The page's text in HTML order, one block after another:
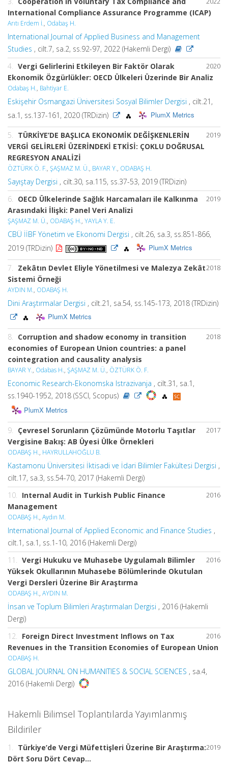
International Compliance Assurance Programme (ICAP)
Arıtı Erdem İ., Odabaş H.
International Journal of Applied Business and Management
Studies , cilt.7, sa.2, ss.92-97, 2022 (Hakemli Dergi)
2020
4. Vergi Gelirlerini Etkileyen Bir Faktör Olarak
Ekonomik Özgürlükler: OECD Ülkeleri Üzerinde Bir Analiz
Odabaş H., Bahtiyar E.
Eskişehir Osmangazi Üniversitesi Sosyal Bilimler Dergisi , cilt.21,
sa.1, ss.137-161, 2020 (TRDizin)
PlumX Metrics
2019
5. TÜRKİYE’DE BAŞLICA EKONOMİK DEĞİŞKENLERİN
VERGİ GELİRLERİ ÜZERİNDEKİ ETKİSİ: ÇOKLU DOĞRUSAL
REGRESYON ANALİZİ
ÖZTÜRK Ö. F., ŞAŞMAZ M. Ü., BAYAR Y., ODABAŞ H.
Sayıştay Dergisi , cilt.30, sa.115, ss.37-53, 2019 (TRDizin)
2019
6. OECD Ülkelerinde Sağlık Harcamaları ile Kalkınma
Arasındaki İlişki: Panel Veri Analizi
ŞAŞMAZ M. Ü., ODABAŞ H., YAYLA Y. E.
CBÜ İİBF Yönetim ve Ekonomi Dergisi , cilt.26, sa.3, ss.851-866,
2019 (TRDizin)
PlumX Metrics
2018
7. Zekâtın Devlet Eliyle Yönetilmesi ve Malezya Zekât
Sistemi Örneği
AYDIN M., ODABAŞ H.
Dini Araştırmalar Dergisi , cilt.21, sa.54, ss.145-173, 2018 (TRDizin)
PlumX Metrics
2018
8. Corruption and shadow economy in transition
economies of European Union countries: a panel
cointegration and causality analysis
BAYAR Y., Odabas H., ŞAŞMAZ M. Ü., ÖZTÜRK Ö. F.
Economic Research-Ekonomska Istrazivanja , cilt.31, sa.1,
ss.1940-1952, 2018 (SSCI, Scopus)
PlumX Metrics
2017
9.
Çevresel Sorunların Çözümünde Motorlu Taşıtlar
Vergisine Bakış: AB Üyesi Ülke Örnekleri
ODABAŞ H., HAYRULLAHOĞLU B.
Kastamonu Üniversitesi İktisadi ve İdari Bilimler Fakültesi Dergisi ,
cilt.17, sa.3, ss.54-70, 2017 (Hakemli Dergi)
2016
10.
Internal Audit in Turkish Public Finance
Management
ODABAŞ H., Aydın M.
International Journal of Applied Economic and Finance Studies ,
cilt.1, sa.1, ss.1-10, 2016 (Hakemli Dergi)
2016
11.
Vergi Hukuku ve Muhasebe Uygulamalı Bilimler
Yüksek Okullarının Muhasebe Bölümlerinde Okutulan
Vergi Dersleri Üzerine Bir Araştırma
ODABAŞ H., AYDIN M.
İnsan ve Toplum Bilimleri Araştırmaları Dergisi , 2016 (Hakemli
Dergi)
2016
12.
Foreign Direct Investment Inflows on Tax
Revenues in the Transition Economies of European Union
ODABAŞ H.
GLOBAL JOURNAL ON HUMANITIES & SOCIAL SCIENCES , sa.4,
2016 (Hakemli Dergi)
Hakemli Bilimsel Toplantılarda Yayımlanmış
Bildiriler
2019
1.
Türkiye’de Vergi Müfettişleri Üzerine Bir Araştırma:
Dört Soru Dört Cevap…